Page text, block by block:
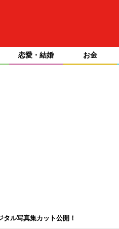
恋愛・結婚 お金
ル写真集カット公開！